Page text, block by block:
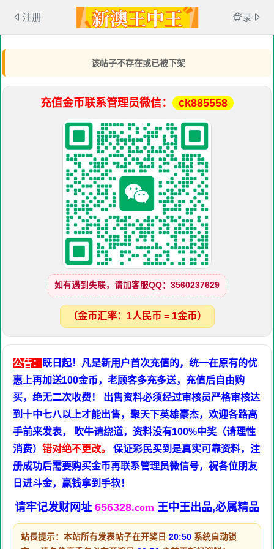
注册 登录
该帖子不存在或已被下架
充值金币联系管理员微信： ck885558
如有遇到失联，请加客服QQ：3560237629
（金币汇率：1人民币 = 1金币）
公告： 既日起！凡是新用户首次充值的，统一在原有的优
惠上再加送100金币，老顾客多充多送，充值后自由购
买，绝无二次收费！ 出售资料必须经过审核员严格审核达
到十中七八以上才能出售，聚天下英雄豪杰，欢迎各路高
手前来发表， 吹牛请绕道，资料没有100%中奖（请理性
消费） 错对绝不更改。
保证彩民买到是真实可靠资料，注
册成功后需要购买金币再联系管理员微信号，祝各位朋友
日进斗金，赢钱拿到手软！
请牢记发财网址 656328.com 王中王出品,必属精品
站長提示：本站所有发表帖子在开奖日 20:50 系统自动锁